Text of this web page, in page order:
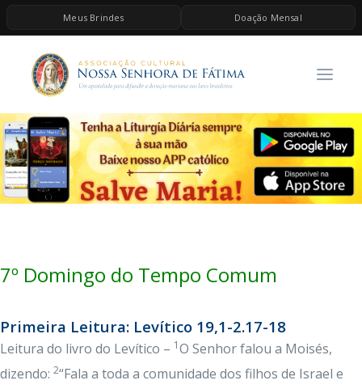
Meus Brindes Doação Mensal
HOME
A ASSOCIAÇÃO
CONTEÚDOS DE MARIA
ESPIRITUALIDADE
AS MELHORES MÚSICAS CATÓLICAS
BRINDES
7º Domingo do Tempo Comum
Primeira Leitura: Levítico 19,1-2.17-18
Leitura do livro do Levítico – 1O Senhor falou a Moisés,
dizendo: 2“Fala a toda a comunidade dos filhos de Israel e